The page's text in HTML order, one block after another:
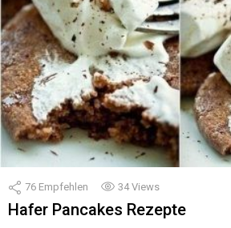
76 Empfehlen 34Views
Hafer Pancakes Rezepte